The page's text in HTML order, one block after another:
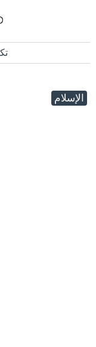
الإسلام